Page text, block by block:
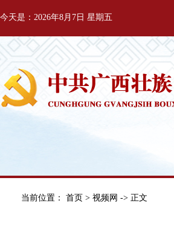
今天是：2026年8月7日 星期五
当前位置： 首页 > 视频网 -> 正文